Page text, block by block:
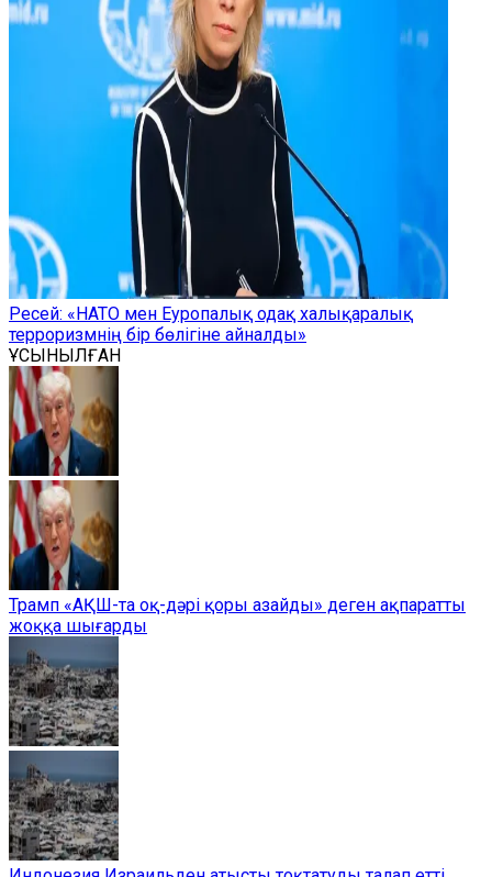
Ресей: «НАТО мен Еуропалық одақ халықаралық
терроризмнің бір бөлігіне айналды»
ҰСЫНЫЛҒАН
Трамп «АҚШ-та оқ-дәрі қоры азайды» деген ақпаратты
жоққа шығарды